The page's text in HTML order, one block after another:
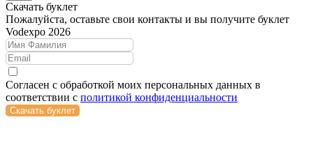
Cкачать буклет
Пожалуйста, оставьте свои контакты и вы получите буклет
Vodexpo 2026
Согласен с обработкой моих персональных данных в
соответствии с политикой конфиденциальности
Скачать буклет